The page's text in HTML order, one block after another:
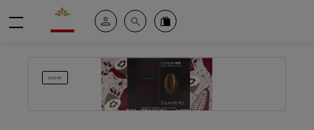
Valrhona - Imaginons le meilleur du chocolat
Espace clientRechercheCommandez en ligne
NOIR